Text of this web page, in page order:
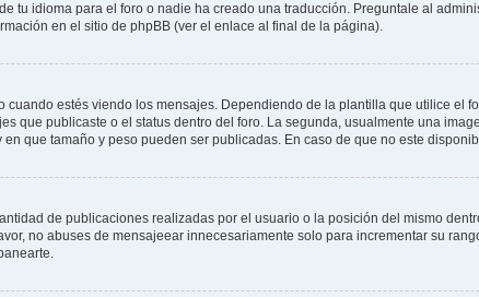
tu idioma para el foro o nadie ha creado una traducción. Preguntale al
en el sitio de phpBB (ver el enlace al final de la página).
estés viendo los mensajes. Dependiendo de la plantilla que utilice el
que publicaste o el status dentro del foro. La segunda, usualmente una
que tamaño y peso pueden ser publicadas. En caso de que no este
de publicaciones realizadas por el usuario o la posición del mismo
no abuses de mensajeear innecesariamente solo para incrementar su